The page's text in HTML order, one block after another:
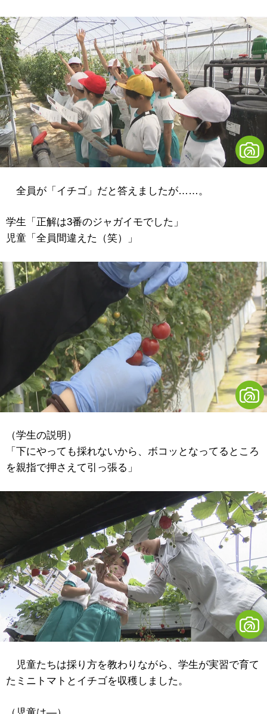
全員が「イチゴ」だと答えましたが……。
学生「正解は3番のジャガイモでした」
児童「全員間違えた（笑）」
（学生の説明）
「下にやっても採れないから、ボコッとなってるところ
を親指で押さえて引っ張る」
児童たちは採り方を教わりながら、学生が実習で育て
たミニトマトとイチゴを収穫しました。